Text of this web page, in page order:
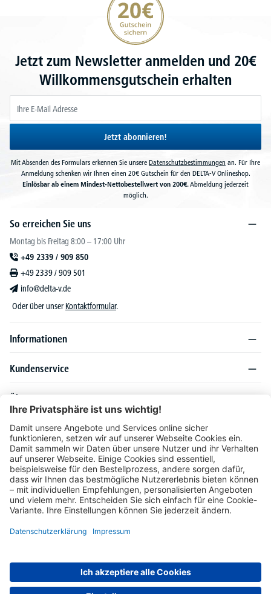
Jetzt zum Newsletter anmelden und 20€
Willkommensgutschein erhalten
Jetzt abonnieren!
Mit Absenden des Formulars erkennen Sie unsere Datenschutzbestimmungen an. Für Ihre
Anmeldung schenken wir Ihnen einen 20€ Gutschein für den DELTA-V Onlineshop.
Einlösbar ab einem Mindest-Nettobestellwert von 200€.Abmeldung jederzeit
möglich.
So erreichen Sie uns
Montag bis Freitag 8:00 – 17:00 Uhr
+49 2339 / 909 850
+49 2339 / 909 501
info@delta-v.de
Oder über unser Kontaktformular.
Informationen
Kundenservice
Über DELTA-V
Produktsortiment
Ratgeber
Folgen Sie uns auch auf
Unser Angebot richtet sich ausschließlich an Industrie, Handel, Gewerbe und
europäische Ausland gelten Sonderkonditionen, die auf Anfrage mitgeteilt werden.